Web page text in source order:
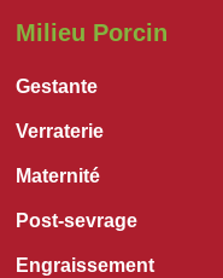
Milieu Porcin
Gestante
Verraterie
Maternité
Post-sevrage
Engraissement